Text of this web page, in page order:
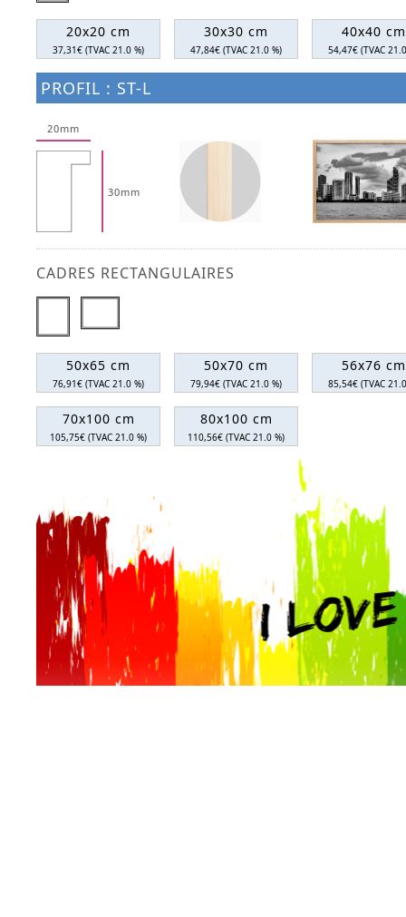
20x20 cm
37,31€ (TVAC 21.0 %)
30x30 cm
47,84€ (TVAC 21.0 %)
40x40 cm
54,47€ (TVAC
PROFIL : ST-L
20mm
30mm
CADRES RECTANGULAIRES
50x65 cm
76,91€ (TVAC 21.0 %)
50x70 cm
79,94€ (TVAC 21.0 %)
56x76 cm
85,54€ (TVAC
70x100 cm
105,75€ (TVAC 21.0 %)
80x100 cm
110,56€ (TVAC 21.0 %)